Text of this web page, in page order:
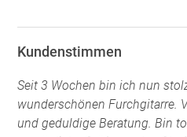
Kundenstimmen
Seit 3 Wochen bin ich nun
wunderschönen Furchgitarre.
und geduldige Beratung. Bin